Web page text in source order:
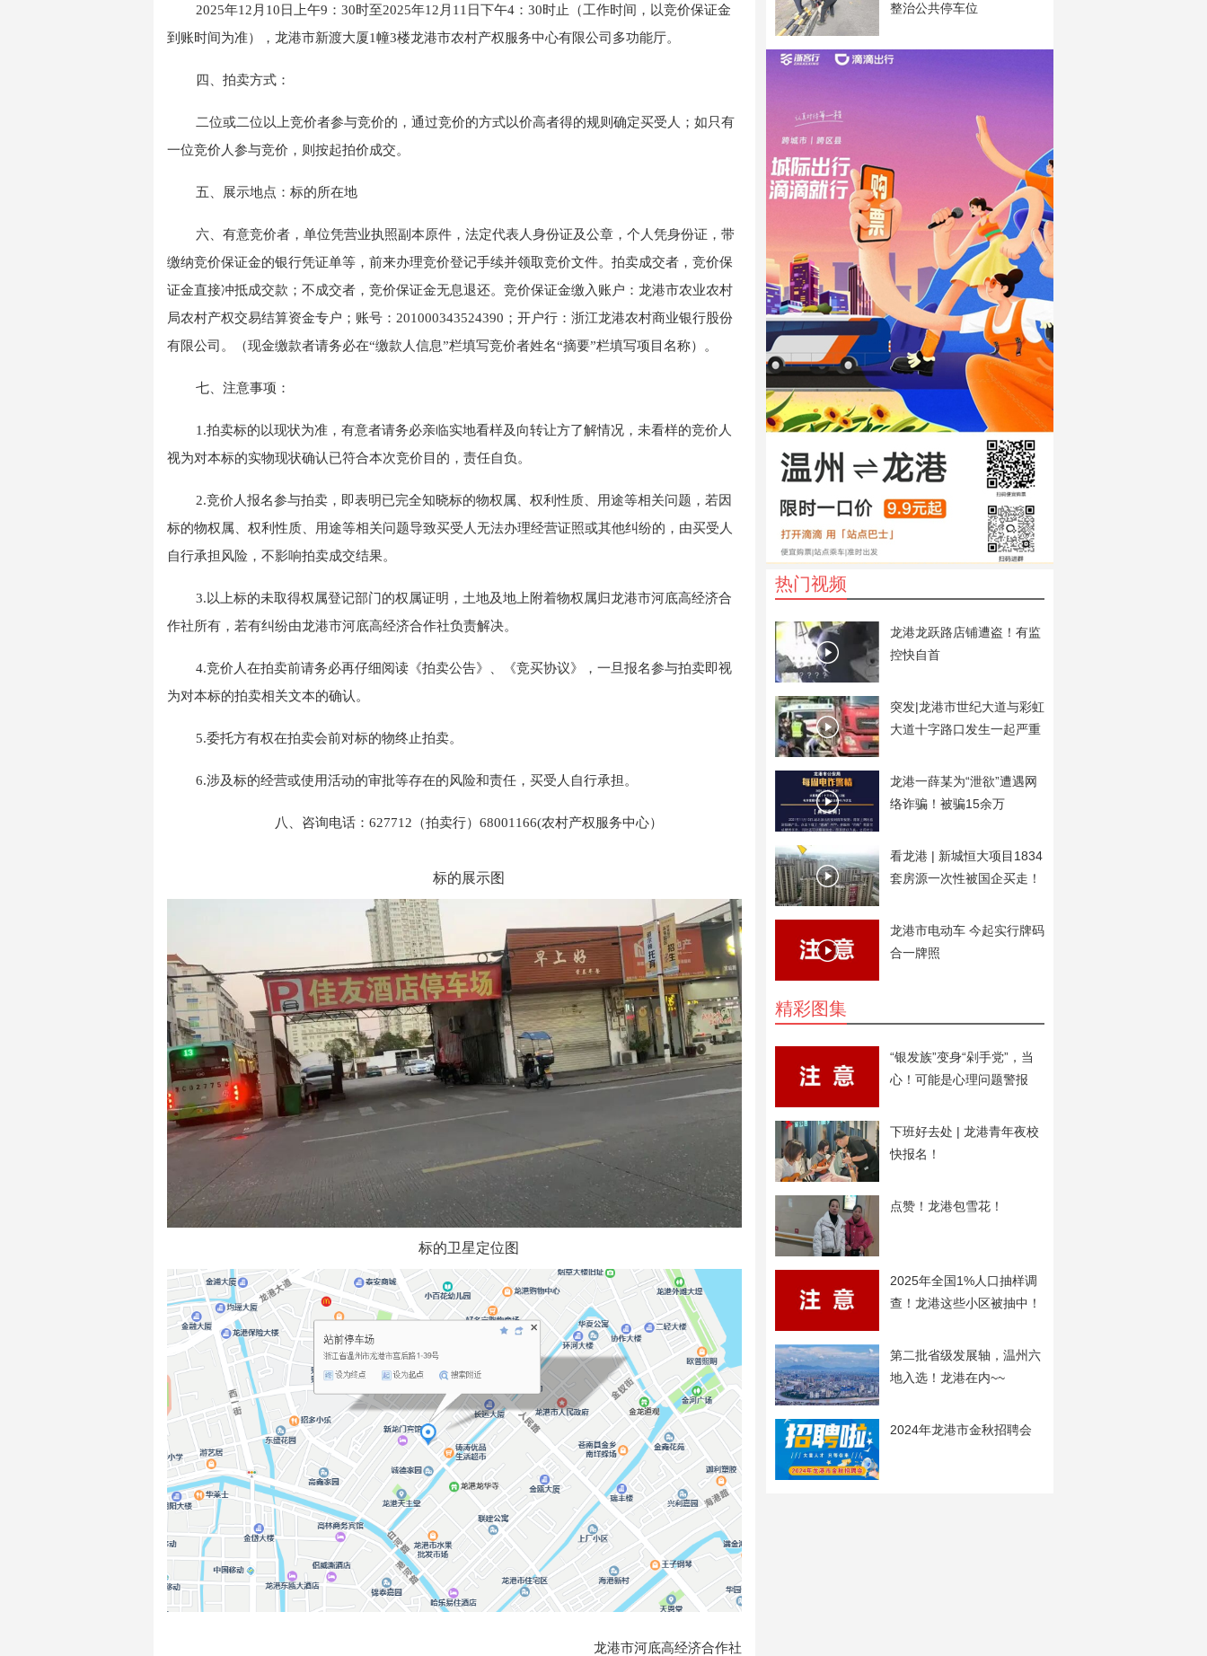
2025年12 月 10 日 上午9 ： 30时至2025年12 月 11 日下午4：30时止（工作时间 ， 以竞价保证金
到账时间为准）
， 龙港市新渡大厦1幢3楼龙港市农村产权服务中心有限公司 多功能厅。
四、 拍卖方式：
二位或二位以上竞价者参与竞价的，通过竞价的方式以价高者得的规则确定买受 人；如只有
一位竞价人参与竞价，则按起拍价成交。
五 、展示地点：标的所在地
六 、有意竞价者， 单位凭营业执照副本原件，法定代表人身份证及公章，个人凭身份证，带
缴纳竞价保证金的银行凭证单等，前来办理竞价登记手续并领取竞价文件。拍卖成交者， 竞价保
证金直接冲抵成交款；不成交者， 竞价保证金无息退还。 竞价保证金缴入账户： 龙港市农业农村
局农村产权交易结算资金专户；账号： 201000343524390；开户行：浙江龙港农村商业银行股份
有限公司 。（现金缴款者请务必在“缴款人信息”栏填写竞价者姓名“摘要”栏填写项目名称）。
七 、注意事项：
1 .拍卖标的以现状为准，有意者请务必亲临实地看样及向转让方了解情况，未看样的竞价人
视为对本标的实物现状确认已符合本次竞价目的，责任自负。
2.竞价人报名参与拍卖 ，即表明已完全知晓标的物权属、权利性质、用途等相关问题，若因
标的物权属、权利性质、用途等相关问题导致买受人无法办理经营证照或其他纠纷的，由买受人
自行承担风险，不影响拍卖成交结果。
3.以上标的未取得权属登记部门的权属证明，土地及地上附着物权属归龙港市河底高经济合
作社所有，若有纠纷由龙港市河底高经济合作社负责解决。
4.竞价人在拍卖前请务必再仔细阅读《拍卖公告》、《竞买协议》，一旦报名参与拍卖即视
为对本标的拍卖相关文本的确认。
5.委托方有权在拍卖会前对标的物终止拍卖。
6.涉及标的经营或使用活动的审批等存在的风险和责任，买受人自行承担。
八 、咨询电话： 627712 （拍卖行） 68001166(农村产权 服务中心）
标的展示图
标的卫星定位图
龙港市河底高经济合作社
整治公共停车位
热门视频
龙港龙跃路店铺遭盗！有监
控快自首
突发|龙港市世纪大道与彩虹
大道十字路口发生一起严重
龙港一薛某为“泄欲”遭遇网
络诈骗！被骗15余万
看龙港 | 新城恒大项目1834
套房源一次性被国企买走！
龙港市电动车 今起实行牌码
合一牌照
精彩图集
“银发族”变身“剁手党”，当
心！可能是心理问题警报
下班好去处 | 龙港青年夜校
快报名！
点赞！龙港包雪花！
2025年全国1%人口抽样调
查！龙港这些小区被抽中！
第二批省级发展轴，温州六
地入选！龙港在内~~
2024年龙港市金秋招聘会